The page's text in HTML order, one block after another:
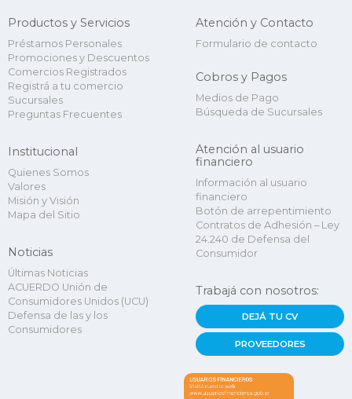
Productos y Servicios
Préstamos Personales
Promociones y Descuentos
Comercios Registrados
Registrá a tu comercio
Sucursales
Preguntas Frecuentes
Institucional
Quienes Somos
Valores
Misión y Visión
Mapa del Sitio
Noticias
Últimas Noticias
ACUERDO Unión de
Consumidores Unidos (UCU)
Defensa de las y los
Consumidores
Atención y Contacto
Formulario de contacto
Cobros y Pagos
Medios de Pago
Búsqueda de Sucursales
Atención al usuario
financiero
Información al usuario
financiero
Botón de arrepentimiento
Contratos de Adhesión – Ley
24.240 de Defensa del
Consumidor
Trabajá con nosotros:
DEJÁ TU CV
PROVEEDORES